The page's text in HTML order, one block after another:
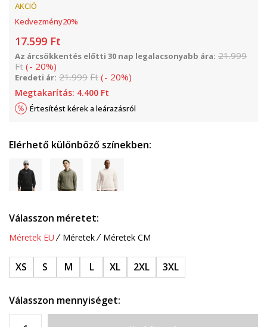
AKCIÓ
Kedvezmény20%
17.599 Ft
Az árcsökkentés előtti 30 nap legalacsonyabb ára: 21.999
Ft (- 20%)
Eredeti ár: 21.999 Ft (- 20%)
Megtakarítás: 4.400 Ft
Értesítést kérek a leárazásról
Elérhető különböző színekben:
Válasszon méretet:
Méretek EU Méretek Méretek CM
XS S M L XL 2XL 3XL
Válasszon mennyiséget: